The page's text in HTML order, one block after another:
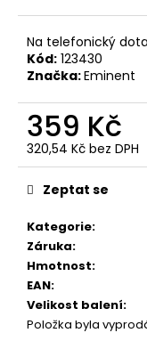
Na telefonický
Kód: 123430
Značka:Eminent
359 Kč
320,54 Kč bez DPH
Měrná
cena:
Kategorie:
Záruka:
Hmotnost:
EAN:
Velikost balení:
Položka byla
Zeptat se
u
č
u
e
m
e